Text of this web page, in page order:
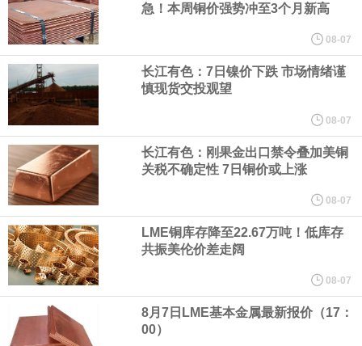
纽约期银日内涨4%，现报64.08美元/盎司。
宇树科技董事长、总经理兼首席技术官王兴兴在网上路演时表示，
经过多年研发创新和技术积累，公司逐步形成了包括一体化关节集
成技术、高紧凑度机器人身体集成技术、机器人激光雷达全自研核
心技术等多项已商业化应用的核心技术并已应用于公司的高性能通
用人形机器人、四足机器人等产品。
美国总统特朗普6日否认他对国防部长赫格塞思不满，称对赫格塞思
所做的工作“非常满意”。特朗普在社交媒体上发帖称，一些媒体有关
急！本周铜价强势冲至3个月新高
08-07
长江有色：7日镍价下跌 市场情绪谨
慎现货交投观望
08-07
长江有色：刚果金出口禁令叠加美铜
关税不确定性 7日铜价或上涨
08-07
LME铜库存降至22.67万吨！低库存
共振美伦价差走阔
08-07
8月7日LME基本金属最新报价（17：
00）